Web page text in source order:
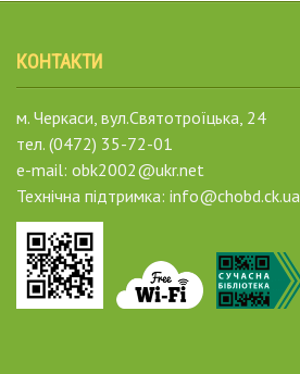
КОНТАКТИ
м. Черкаси, вул.Святотроїцька, 24
тел. (0472) 35-72-01
e-mail: obk2002@ukr.net
Технічна підтримка: info@chobd.ck.ua